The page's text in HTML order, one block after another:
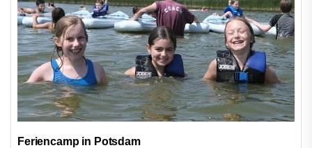
Feriencamp in Potsdam